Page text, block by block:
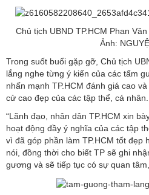
Chủ tịch UBND TP.HCM Phan
Ảnh:
Trong suốt buổi gặp gỡ, Chủ tịch
lắng nghe từng ý kiến của các tấm
nhấn mạnh TP.HCM đánh giá cao
cử cao đẹp của các tập thể, cá nhân.
“Lãnh đạo, nhân dân TP.HCM xin
hoạt động đầy ý nghĩa của các tập
vì đã góp phần làm TP.HCM tốt đẹp
nói, đồng thời cho biết TP sẽ ghi
gương và sẽ tiếp tục có sự quan